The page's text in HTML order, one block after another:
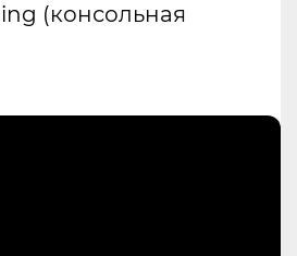
(консольная